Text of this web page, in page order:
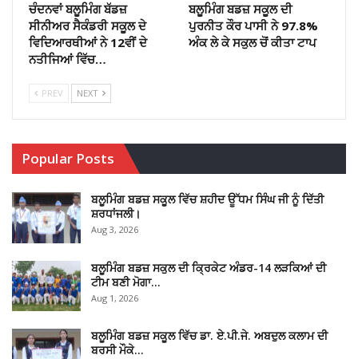
ਚੰਦਨਵਾਂ ਬਲੂਮਿੰਗ ਬੱਡਜ਼
ਸੀਨੀਅਰ ਸੈਕੰਡਰੀ ਸਕੂਲ ਦੇ
ਵਿਦਿਆਰਥੀਆਂ ਨੇ 12ਵੀਂ ਦੇ
ਨਤੀਜਿਆਂ ਵਿੱਚ…
ਬਲੂਮਿੰਗ ਬਡਜ਼ ਸਕੂਲ ਦੀ
ਪੁਰਨੀਤ ਕੌਰ ਪਾਸੀ ਨੇ 97.8%
ਅੰਕ ਲੇ ਕੇ ਸਕੁਲ ਚੋਂ ਕੀਤਾ ਟਾਪ
PREV NEXT
Popular Posts
ਬਲੂਮਿੰਗ ਬਡਜ਼ ਸਕੂਲ ਵਿੱਚ ਸ਼ਹੀਦ ਊੱਧਮ ਸਿੰਘ ਜੀ ਨੂੰ ਦਿੱਤੀ
ਸ਼ਰਧਾਂਜਲੀ।
Aug 3, 2026
ਬਲੂਮਿੰਗ ਬਡਜ਼ ਸਕੁਲ ਦੀ ਕ੍ਰਿਕੇਟ ਅੰਡਰ-14 ਲੜਕਿਆਂ ਦੀ
ਟੀਮ ਬਣੀ ਮੋਗਾ…
Aug 1, 2026
ਬਲੂਮਿੰਗ ਬਡਜ਼ ਸਕੂਲ ਵਿੱਚ ਡਾ. ਏ.ਪੀ.ਜੇ. ਅਬਦੁਲ ਕਲਾਮ ਦੀ
ਬਰਸੀ ਮੌਕੇ…